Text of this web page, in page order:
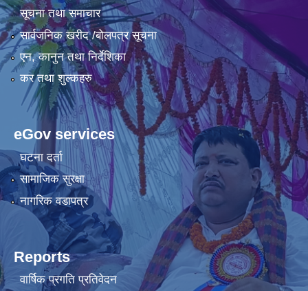
सूचना तथा समाचार
सार्वजनिक खरीद /बोलपत्र सूचना
एन, कानुन तथा निर्देशिका
कर तथा शुल्कहरु
eGov services
घटना दर्ता
सामाजिक सुरक्षा
नागरिक वडापत्र
Reports
वार्षिक प्रगति प्रतिवेदन